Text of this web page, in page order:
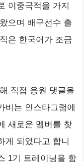
이중국적을 가지
으며 배구선수 출
은 한국어가 조금
직접 응원 댓글을
비는 인스타그램에
새로운 멤버를 찾
게 되었다고 합니
1기 트레이닝을 함